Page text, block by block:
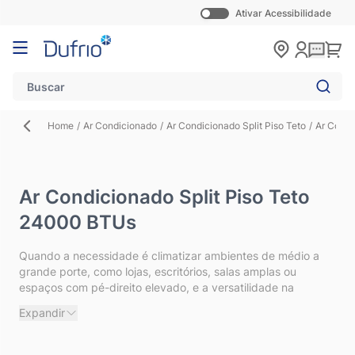
Ativar Acessibilidade
Pular para o conteúdo
Home / Ar Condicionado / Ar Condicionado Split Piso Teto / Ar
Ar Condicionado Split Piso Teto
24000 BTUs
Quando a necessidade é climatizar ambientes de médio a
grande porte, como lojas, escritórios, salas amplas ou
espaços com pé-direito elevado, e a versatilidade na
24000 BTUs
Expandir